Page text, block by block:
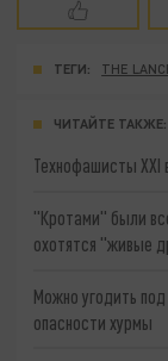
ТЕГИ: THE
ЧИТАЙТЕ ТАКЖЕ:
Технофашисты XXI
"Кротами" были
охотятся "живые
Можно угодить
опасности хурмы